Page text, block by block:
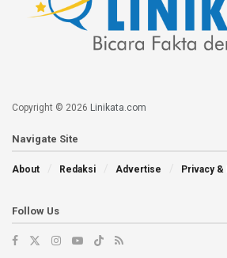
Copyright © 2026 Linikata.com
Navigate Site
About Redaksi Advertise Privacy &
Follow Us